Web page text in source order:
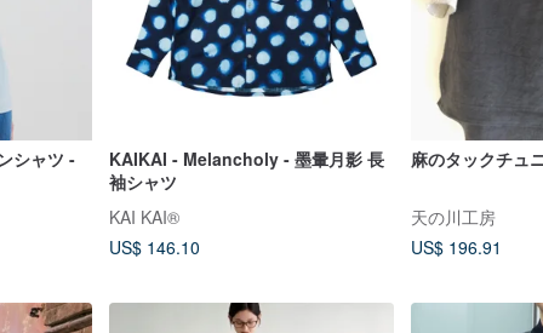
シャツ -
KAIKAI - Melancholy - 墨暈月影 長
袖シャツ
KAI KAI®
US$ 146.10
麻のタックチュ
天の川工房
US$ 196.91